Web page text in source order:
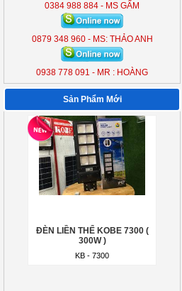
0384 988 884 - MS GẤM
0879 348 960 - MS: THẢO ANH
0938 778 091 - MR : HOÀNG
Sản Phẩm Mới
ĐÈN LIỀN THỂ KOBE 7300 (
KB - 7300
ĐÈN LIỀN THỂ KOBE 7300 (
300W )